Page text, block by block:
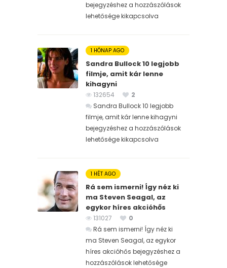
bejegyzéshez a hozzászólások
lehetősége kikapcsolva
1 HÓNAP AGO
Sandra Bullock 10 legjobb
filmje, amit kár lenne
kihagyni
132654
2
Sandra Bullock 10 legjobb
filmje, amit kár lenne kihagyni
bejegyzéshez a hozzászólások
lehetősége kikapcsolva
1 HÉT AGO
Rá sem ismerni! Így néz ki
ma Steven Seagal, az
egykor híres akcióhős
131027
0
Rá sem ismerni! Így néz ki
ma Steven Seagal, az egykor
híres akcióhős bejegyzéshez a
hozzászólások lehetősége